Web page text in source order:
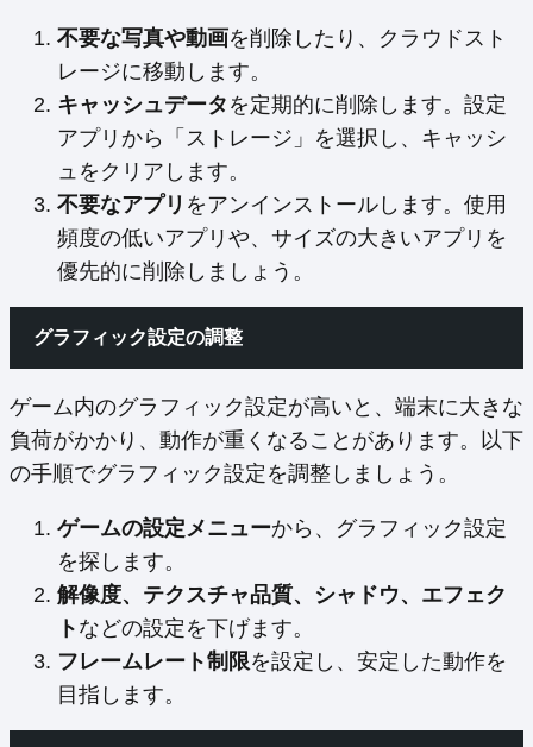
不要な写真や動画を削除したり、クラウドスト
レージに移動します。
キャッシュデータ を定期的に削除します。設定
アプリから「ストレージ」を選択し、キャッシ
ュをクリアします。
不要なアプリ をアンインストールします。使用
頻度の低いアプリや、サイズの大きいアプリを
優先的に削除しましょう。
グラフィック設定の調整
ゲーム内のグラフィック設定が高いと、端末に大きな
負荷がかかり、動作が重くなることがあります。以下
の手順でグラフィック設定を調整しましょう。
ゲームの設定メニューから、グラフィック設定
を探します。
解像度、テクスチャ品質、シャドウ、エフェク
ト などの設定を下げます。
フレームレート制限を設定し、安定した動作を
目指します。